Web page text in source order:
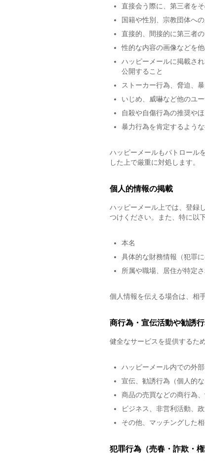
直接会う際に、第三者を
国籍や性別、宗教団体へ
直接的、間接的に第三者
性的な内容の画像などを
ハッピーメールに掲載さ
公開すること
ストーカー行為、脅迫、
いじめ、威嚇など他のユ
自殺や自傷行為の推奨や
暴力行為を肯定するよう
ハッピーメールもパトロール
した上で厳重に対処します。
個人的情報の掲載
ハッピーメール上では、登録
つけください。また、特に以
本名
具体的な財務情報（犯罪
所属や職場、居住が特定
個人情報を伝える場合は、相
商行為・宣伝活動や勧誘
健全なサービスを提供するた
ハッピーメール内での外
宣伝、勧誘行為（個人的
商品の売買などの商行為
ビジネス、非営利活動、
その他、マッチングした
犯罪行為（売春・詐欺・権